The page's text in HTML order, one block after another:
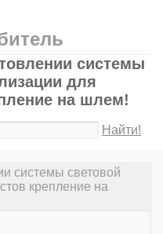
системы
для
на шлем!
Найти!
системы световой
крепление на